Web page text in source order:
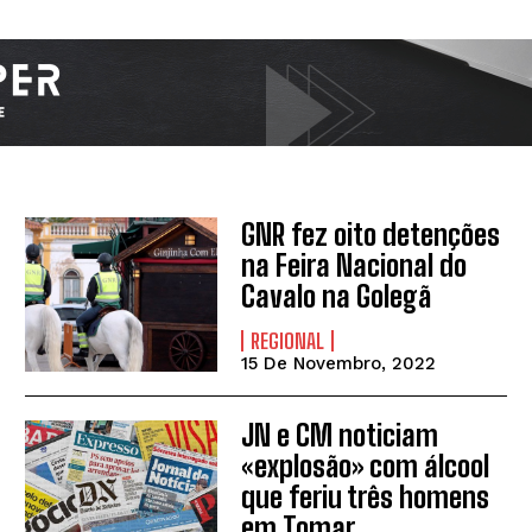
GNR fez oito detenções
na Feira Nacional do
Cavalo na Golegã
REGIONAL
15 De Novembro, 2022
JN e CM noticiam
«explosão» com álcool
que feriu três homens